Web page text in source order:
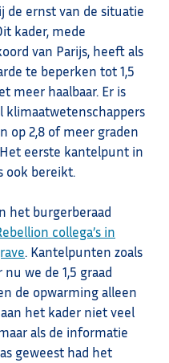
de ernst van de situatie
kader, mede
van Parijs, heeft als
te beperken tot 1,5
meer haalbaar. Er is
klimaatwetenschappers
op 2,8 of meer graden
eerste kantelpunt in
ook bereikt.
het burgerberaad
collega’s in
. Kantelpunten zoals
we de 1,5 graad
de opwarming alleen
het kader niet veel
als de informatie
geweest had het